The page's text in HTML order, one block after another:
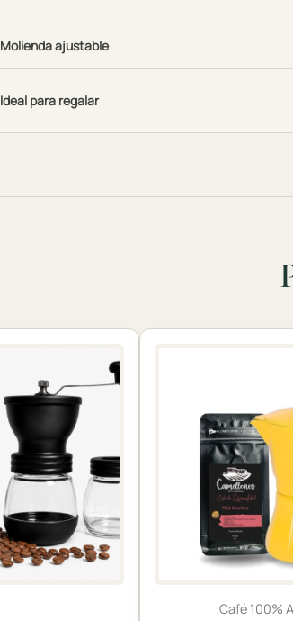
Molienda ajustable
Ideal para regalar
Café 100%